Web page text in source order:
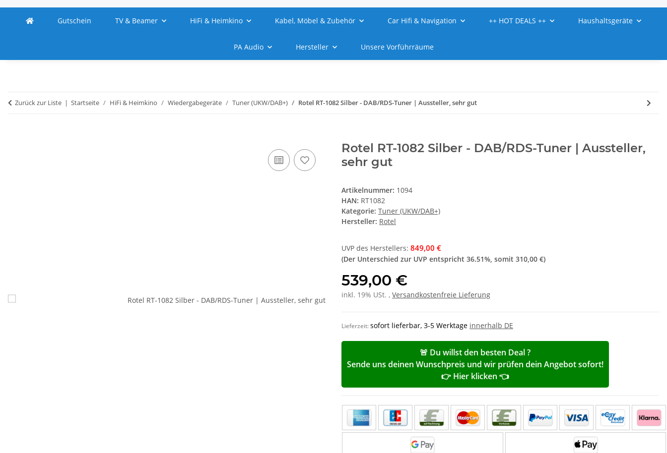
Gutschein TV & Beamer HiFi & Heimkino Kabel, Möbel & Zubehör Car Hifi & Navigation ++ HOT DEALS ++ Haushaltsgeräte
PA Audio Hersteller Unsere Vorführräume
Zurück zur Liste Startseite HiFi & Heimkino Wiedergabegeräte Tuner (UKW/DAB+) Rotel RT-1082 Silber - DAB/RDS-Tuner | Aussteller, sehr gut
Rotel RT-1082 Silber - DAB/RDS-Tuner | Aussteller,
sehr gut
Artikelnummer: 1094
HAN: RT1082
Kategorie: Tuner (UKW/DAB+)
Hersteller: Rotel
UVP des Herstellers: 849,00 €
(Der Unterschied zur UVP entspricht 36.51%, somit 310,00 €)
539,00 €
inkl. 19% USt. , Versandkostenfreie Lieferung
Lieferzeit:sofort lieferbar, 3-5 Werktage innerhalb DE
🚨 Du willst den besten Deal ?
Sende uns deinen Wunschpreis und wir prüfen dein Angebot sofort!
👉 Hier klicken 👈